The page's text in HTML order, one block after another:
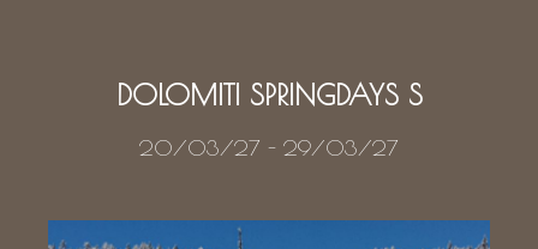
DOLOMITI SPRINGDAYS S
20/03/27 - 29/03/27